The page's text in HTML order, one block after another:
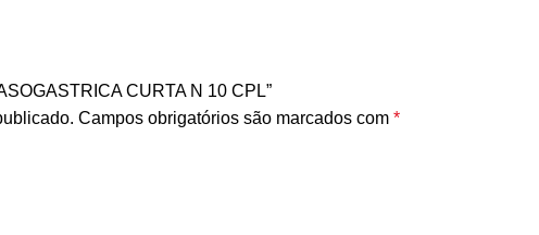
CURTA N 10 CPL”
Campos obrigatórios são marcados com *